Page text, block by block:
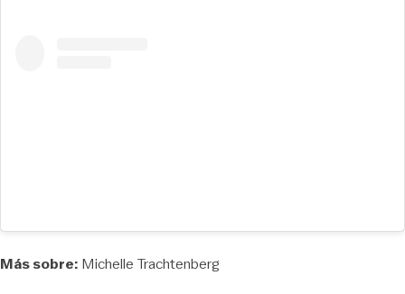
Más sobre: Michelle Trachtenberg